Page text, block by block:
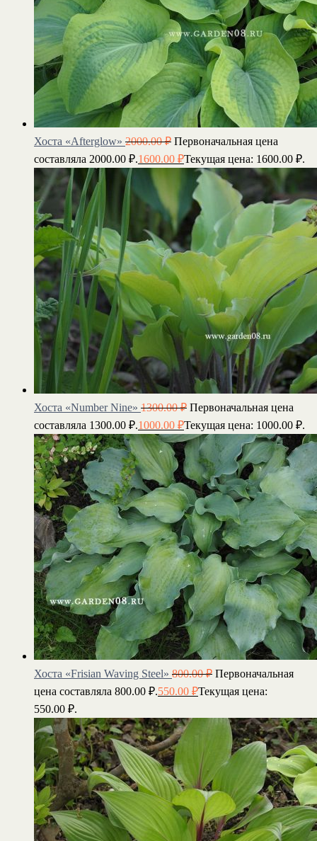
Хоста «Afterglow» 2000.00₽ Первоначальная цена
составляла 2000.00 ₽.1600.00 ₽Текущая цена: 1600.00 ₽.
Хоста «Number Nine» 1300.00₽ Первоначальная цена
составляла 1300.00 ₽.1000.00 ₽Текущая цена: 1000.00 ₽.
Хоста «Frisian Waving Steel» 800.00₽ Первоначальная
цена составляла 800.00 ₽.550.00 ₽Текущая цена:
550.00 ₽.